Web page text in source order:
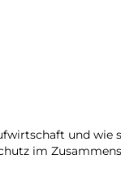
und wie
im